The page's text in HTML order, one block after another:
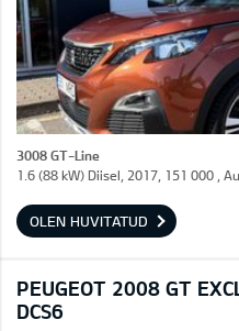
3008 GT-Line
1.6 (88 kW) Diisel, 2017, 151 000 ,
OLEN HUVITATUD
PEUGEOT 2008 GT
DCS6